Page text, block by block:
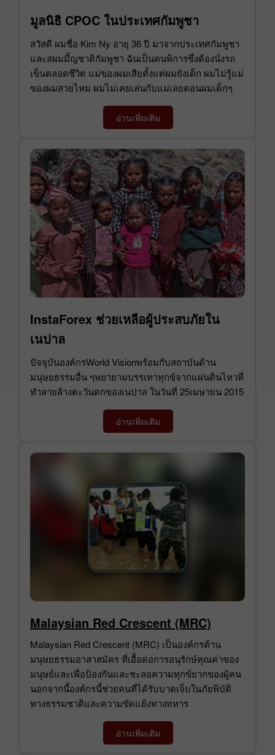
มูลนิธิ CPOC ในประเทศกัมพูชา
สวัสดี ผมชื่อ Kim Ny อายุ 36 ปี มาจากประเทศกัมพูชา
และสผมมีัญชาติกัมพูชา ฉันเป็นคนพิการซึ่งต้องนั่งรถ
เข็นตลอดชีวิต แม่ของผมเสียตั้งแต่ผมยังเด็ก ผมไม่รู้แม่
ของผมสวยไหม ผมไม่เคยเล่นกับแม่เลยตอนผมเด็กๆ
อ่านเพิ่มเติม
InstaForex ช่วยเหลือผู้ประสบภัยใน
เนปาล
ปัจจุบันองค์กรWorld Visionพร้อมกับสถาบันด้าน
มนุษยธรรมอื่น ๆพยายามบรรเทาทุกข์จากแผ่นดินไหวที่
ทำลายล้างตะวันตกของเนปาล ในวันที่ 25เมษายน 2015
อ่านเพิ่มเติม
Malaysian Red Crescent (MRC)
Malaysian Red Crescent (MRC) เป็นองค์กรด้าน
มนุษยธรรมอาสาสมัคร ที่เอื้อต่อการอนุรักษ์คุณค่าของ
มนุษย์และเพื่อป้องกันและชะลอความทุกข์ยากของผู้คน
นอกจากนี้องค์กรนี้ช่วยคนที่ได้รับบาดเจ็บในภัยพิบัติ
ทางธรรมชาติและความขัดแย้งทางทหาร
อ่านเพิ่มเติม